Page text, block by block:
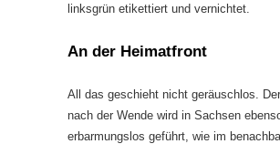
linksgrün etikettiert und vernichtet.
An der Heimatfront
All das geschieht nicht geräuschlos.
nach der Wende wird in Sachsen
erbarmungslos geführt, wie im